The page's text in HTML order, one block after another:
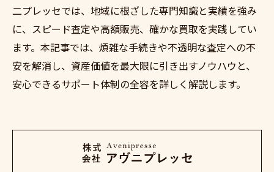
二プレッセでは、地域に根ざした専門知識と実績を強み
に、スピード査定や高額販売、確かな買取を実践してい
ます。本記事では、煩雑な手続きや不透明な査定への不
安を解消し、資産価値を最大限に引き出すノウハウと、
安心できるサポート体制の全容を詳しく解説します。